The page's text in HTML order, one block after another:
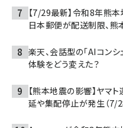
【7/29最新】令和8年熊本
日本郵便が配送制限、
楽天、会話型の「AIコン
体験をどう変えた？
【熊本地震の影響】ヤマ
延や集配停止が発生（7/